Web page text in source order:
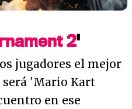
2'
jugadores el mejor
'Mario Kart
en ese